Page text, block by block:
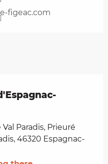
figeac.com
Paradis, Prieuré
46320 Espagnac-